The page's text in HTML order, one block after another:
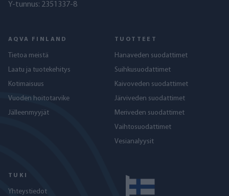
Y-tunnus: 2351337-8
AQVA FINLAND
Tietoa meistä
Laatu ja tuotekehitys
Kotimaisuus
Vuoden hoitotarvike
Jälleenmyyjät
TUOTTEET
Hanaveden suodattimet
Suihkusuodattimet
Kaivoveden suodattimet
Järviveden suodattimet
Meriveden suodattimet
Vaihtosuodattimet
Vesianalyysit
TUKI
Yhteystiedot